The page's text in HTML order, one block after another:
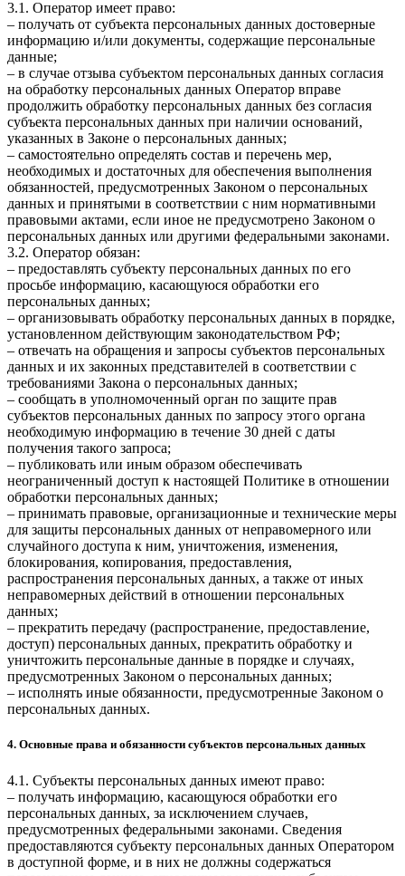
3.1. Оператор имеет право:
– получать от субъекта персональных данных достоверные
информацию и/или документы, содержащие персональные
данные;
– в случае отзыва субъектом персональных данных согласия
на обработку персональных данных Оператор вправе
продолжить обработку персональных данных без согласия
субъекта персональных данных при наличии оснований,
указанных в Законе о персональных данных;
– самостоятельно определять состав и перечень мер,
необходимых и достаточных для обеспечения выполнения
обязанностей, предусмотренных Законом о персональных
данных и принятыми в соответствии с ним нормативными
правовыми актами, если иное не предусмотрено Законом о
персональных данных или другими федеральными законами.
3.2. Оператор обязан:
– предоставлять субъекту персональных данных по его
просьбе информацию, касающуюся обработки его
персональных данных;
– организовывать обработку персональных данных в порядке,
установленном действующим законодательством РФ;
– отвечать на обращения и запросы субъектов персональных
данных и их законных представителей в соответствии с
требованиями Закона о персональных данных;
– сообщать в уполномоченный орган по защите прав
субъектов персональных данных по запросу этого органа
необходимую информацию в течение 30 дней с даты
получения такого запроса;
– публиковать или иным образом обеспечивать
неограниченный доступ к настоящей Политике в отношении
обработки персональных данных;
– принимать правовые, организационные и технические меры
для защиты персональных данных от неправомерного или
случайного доступа к ним, уничтожения, изменения,
блокирования, копирования, предоставления,
распространения персональных данных, а также от иных
неправомерных действий в отношении персональных
данных;
– прекратить передачу (распространение, предоставление,
доступ) персональных данных, прекратить обработку и
уничтожить персональные данные в порядке и случаях,
предусмотренных Законом о персональных данных;
– исполнять иные обязанности, предусмотренные Законом о
персональных данных.
4. Основные права и обязанности субъектов персональных данных
4.1. Субъекты персональных данных имеют право:
– получать информацию, касающуюся обработки его
персональных данных, за исключением случаев,
предусмотренных федеральными законами. Сведения
предоставляются субъекту персональных данных Оператором
в доступной форме, и в них не должны содержаться